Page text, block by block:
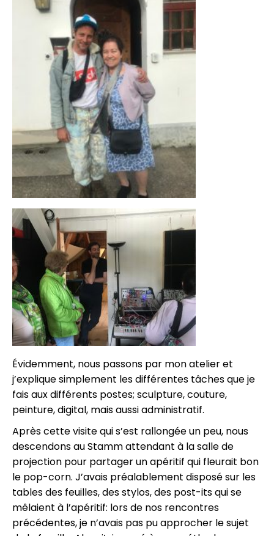
Évidemment, nous passons par mon atelier et
j’explique simplement les différentes tâches que je
fais aux différents postes; sculpture, couture,
peinture, digital, mais aussi administratif.
Après cette visite qui s’est rallongée un peu, nous
descendons au Stamm attendant à la salle de
projection pour partager un apéritif qui fleurait bon
le pop-corn. J’avais préalablement disposé sur les
tables des feuilles, des stylos, des post-its qui se
mêlaient à l’apéritif: lors de nos rencontres
précédentes, je n’avais pas pu approcher le sujet